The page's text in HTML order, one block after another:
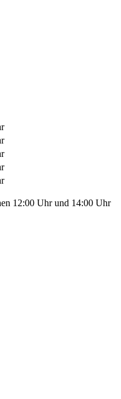
12:00 Uhr und 14:00 Uhr